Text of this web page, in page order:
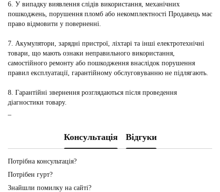
6. У випадку виявлення слідів використання, механічних
пошкоджень, порушення пломб або некомплектності Продавець має
право відмовити у поверненні.
7. Акумулятори, зарядні пристрої, ліхтарі та інші електротехнічні
товари, що мають ознаки неправильного використання,
самостійного ремонту або пошкодження внаслідок порушення
правил експлуатації, гарантійному обслуговуванню не підлягають.
8. Гарантійні звернення розглядаються після проведення
діагностики товару.
Консультація Відгуки
Потрібна консультація?
Потрібен гурт?
Знайшли помилку на сайті?